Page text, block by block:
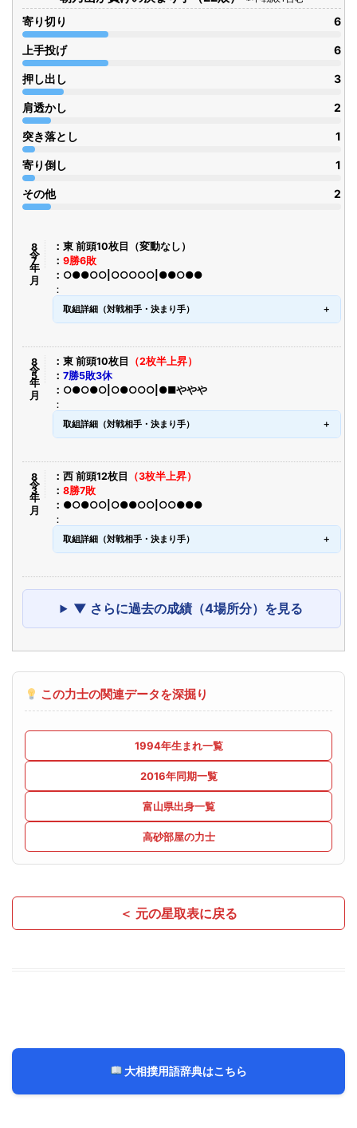
寄り切り 6
上手投げ 6
押し出し 3
肩透かし 2
突き落とし 1
寄り倒し 1
その他 2
令8年7月
東 前頭10枚目（変動なし）
9勝6敗
○●●○○|○○○○○|●●○●●
取組詳細（対戦相手・決まり手）
令8年5月 東 前頭10枚目
（2枚半上昇）
7勝5敗3休
○●○●○|○●○○○|●■ややや
取組詳細（対戦相手・決まり手）
令8年3月 西 前頭12枚目
（3枚半上昇）
8勝7敗
●○●○○|○●●○○|○○●●●
取組詳細（対戦相手・決まり手）
▼ さらに過去の成績（4場所分）を見る
この力士の関連データを深掘り
1994年生まれ一覧
2016年同期一覧
富山県出身一覧
高砂部屋の力士
＜ 元の星取表に戻る
大相撲用語辞典はこちら